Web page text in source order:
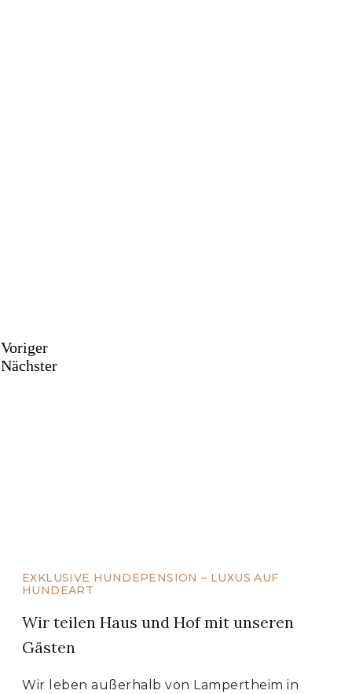
Voriger
Nächster
EXKLUSIVE HUNDEPENSION – LUXUS AUF
HUNDEART
Wir teilen Haus und Hof mit unseren
Gästen
Wir leben außerhalb von Lampertheim in